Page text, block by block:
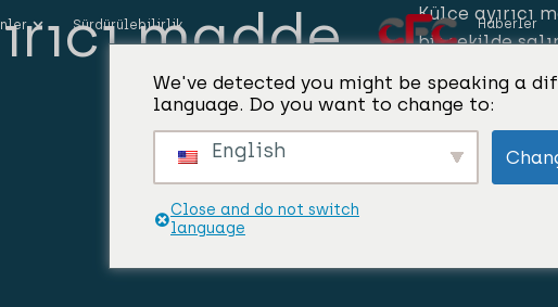
Sürdürülebilirlik Haberler
madde
Külçe ayırıcı
bir şekilde
We've detected you might be speaking a
language. Do you want to change to:
English
Close and do not switch
language